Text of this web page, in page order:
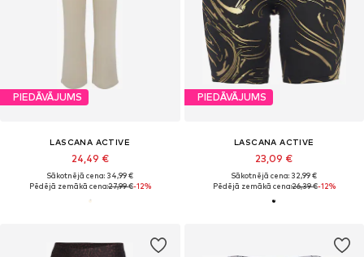
PIEDĀVĀJUMS
LASCANA ACTIVE
24,49 €
Sākotnējā cena: 34,99 €
Pēdējā zemākā cena:27,99 €-12%
PIEDĀVĀJUMS
LASCANA ACTIVE
23,09 €
Sākotnējā cena: 32,99 €
Pēdējā zemākā cena:26,39 €-12%